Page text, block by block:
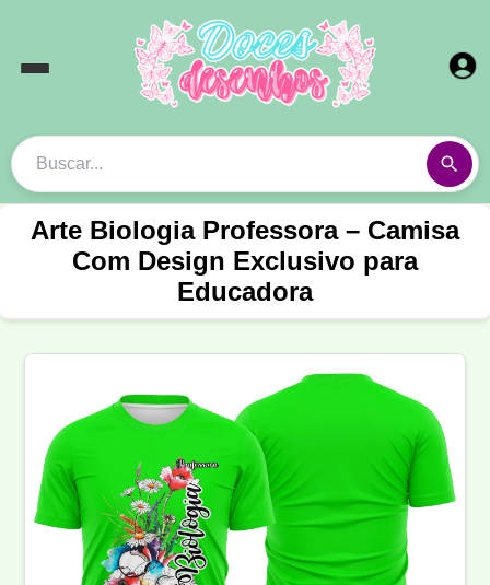
Arte Biologia Professora – Camisa
Com Design Exclusivo para
Educadora